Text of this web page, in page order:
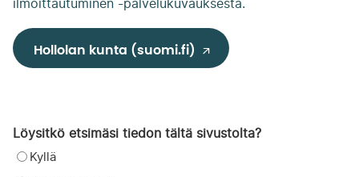
ilmoittautuminen -palvelukuvauksesta.
Hollolan kunta (suomi.fi)
Löysitkö etsimäsi tiedon tältä sivustolta?
Kyllä